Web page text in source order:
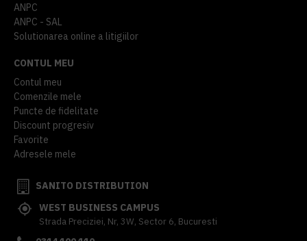
ANPC
ANPC - SAL
Solutionarea online a litigiilor
CONTUL MEU
Contul meu
Comenzile mele
Puncte de fidelitate
Discount progresiv
Favorite
Adresele mele
SANITO DISTRIBUTION
WEST BUSINESS CAMPUS
Strada Preciziei, Nr, 3W, Sector 6, Bucuresti